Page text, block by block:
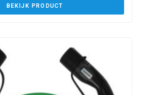
BEKIJK PRODUCT